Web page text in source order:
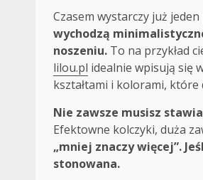
Czasem wystarczy już
wychodzą
noszeniu. To na przykład
lilou.pl idealnie wpisują się
kształtami i kolorami,
Nie zawsze musisz
Efektowne kolczyki, duża
„mniej znaczy więcej”.
stonowana.